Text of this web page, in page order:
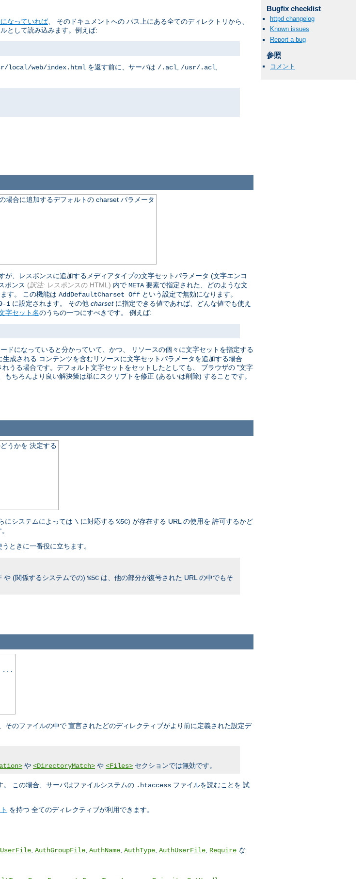
Bugfix checklist
httpd changelog
Known issues
Report a bug
参照
コメント
なっていれば、 そのドキュメントへの パス上にある全てのディレクトリから、
として読み込みます。例えば:
local/web/index.html を返す前に、サーバは /.acl, /usr/.acl,
場合に追加するデフォルトの charset パラメータ
が、レスポンスに追加するメディアタイプの文字セットパラメータ (文字エンコ
ポンス (訳注: レスポンスの HTML) 内で META 要素で指定された、どのような文
す。 この機能は AddDefaultCharset Off という設定で無効になります。
1 に設定されます。 その他 charsetに指定できる値であれば、どんな値でも使え
字セット名のうちの一つにすべきです。 例えば:
ドになっていると分かっていて、かつ、 リソースの個々に文字セットを指定する
成される コンテンツを含むリソースに文字セットパラメータを追加する場合
うる場合です。デフォルト文字セットをセットしたとしても、 ブラウザの "文字
ちろんより良い解決策は単にスクリプトを修正 (あるいは削除) することです。
うかを 決定する
にシステムによっては \ に対応する %5C) が存在する URL の使用を 許可するかど
ときに一番役に立ちます。
や (関係するシステムでの) %5C は、他の部分が復号された URL の中でもそ
...
そのファイルの中で 宣言されたどのディレクティブがより前に定義された設定デ
や <DirectoryMatch> や <Files> セクションでは無効です。
。 この場合、サーバはファイルシステムの .htaccess ファイルを読むことを 試
を持つ 全てのディレクティブが利用できます。
AuthGroupFile AuthName AuthType AuthUserFile Require な